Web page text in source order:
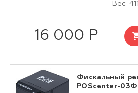
Вес:
16 000 Р
Фискальный
POScenter-